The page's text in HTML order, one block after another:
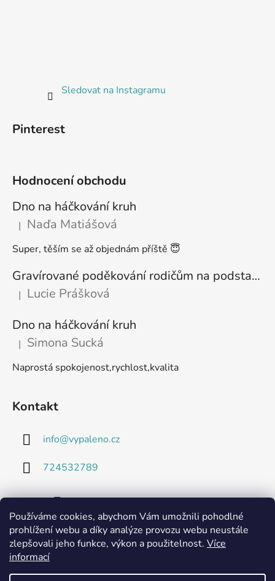
Používáme cookies, abychom Vám umožnili pohodlné
prohlížení webu a díky analýze provozu webu neustále
zlepšovali jeho funkce, výkon a použitelnost. Více
informací
Sledovat na Instagramu
Pinterest
Hodnocení obchodu
Dno na háčkování kruh
Hodnocení produktu je 5 z 5 hvězdiček.
| Naďa Matiášová
Super, těším se až objednám příště 😇
Gravírované poděkování rodičům na podstavci
Hodnocení produktu je 5 z 5 hvězdiček.
| Lucie Prášková
Dno na háčkování kruh
Hodnocení produktu je 5 z 5 hvězdiček.
| Simona Sucká
Naprostá spokojenost,rychlost,kvalita
Kontakt
info@vypaleno.cz
724532789
Technické listy a informace o použitých materiálech